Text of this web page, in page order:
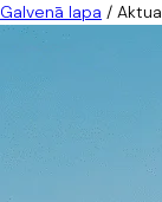
Galvenā lapa /